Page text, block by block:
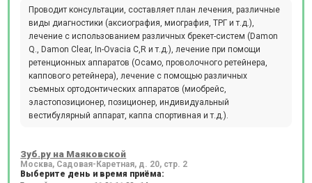
Проводит консультации, составляет план лечения, различные
виды диагностики (аксиография, миография, ТРГ и т.д.),
лечение с использованием различных брекет-систем (Damon
Q., Damon Clear, In-Ovacia C,R и т.д.), лечение при помощи
ретенционных аппаратов (Осамо, проволочного ретейнера,
каппового ретейнера), лечение с помощью различных
съемных ортодонтических аппаратов (миобрейс,
эластопозиционер, позиционер, индивидуальный
вестибулярный аппарат, каппа спортивная и т.д.).
Зуб.ру на Маяковской
Москва, Садовая-Каретная, д. 20, стр. 2
Выберите день и время приёма: